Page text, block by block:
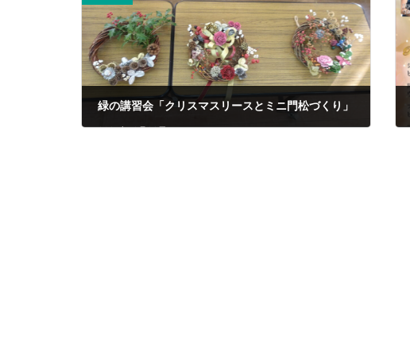
緑の講習会「クリスマスリースとミニ門松づくり」
2025年12月23日